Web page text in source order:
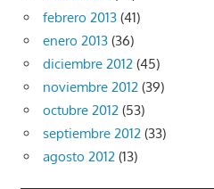
febrero 2013 (41)
enero 2013 (36)
diciembre 2012 (45)
noviembre 2012 (39)
octubre 2012 (53)
septiembre 2012 (33)
agosto 2012 (13)